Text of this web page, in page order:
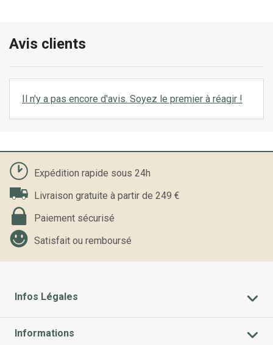
Avis clients
Il n'y a pas encore d'avis. Soyez le premier à réagir !
Expédition rapide sous 24h
Livraison gratuite à partir de 249 €
Paiement sécurisé
Satisfait ou remboursé
Infos Légales
Informations